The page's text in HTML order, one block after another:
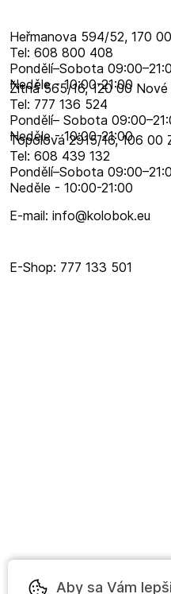
Heřmanova 594/52, 170
Tel: 608 800 408
Pondělí–​Sobota
Neděle - 10:00-21:00
Žitná 565/16, 120 00
Tel: 777 136 524
Pondělí– Sobota
Neděle - 10:00-21:00
Topolová 2915/16, 106 00
Tel: 608 439 132
Pondělí–​Sobota
Neděle - 10:00-21:00
E-mail: info@kolobok.eu
E-Shop: 777 133 501
Aby sa Vám